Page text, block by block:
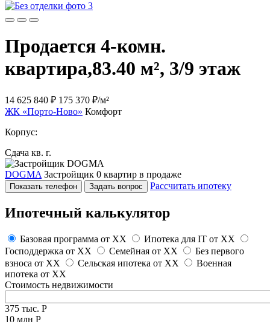
Продается 4-комн.
квартира,83.40 м², 3/9 этаж
14 625 840 ₽ 175 370 ₽/м²
ЖК «Порто-Ново» Комфорт
Корпус:
Сдача кв. г.
DOGMA Застройщик 0 квартир в продаже
Показать телефон Задать вопрос Рассчитать ипотеку
Ипотечный калькулятор
Базовая программа от XX Ипотека для IT от XX
Господдержка от XX Семейная от XX
Без первого
взноса от XX Сельская ипотека от XX
Военная
ипотека от XX
Стоимость недвижимости
375 тыс. Р
10 млн Р